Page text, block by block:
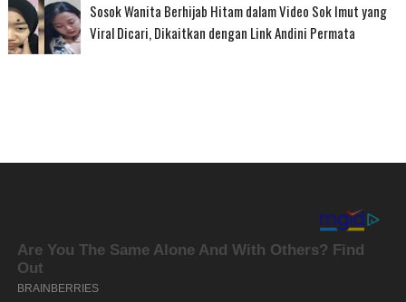
Sosok Wanita Berhijab Hitam dalam Video Sok Imut yang
Viral Dicari, Dikaitkan dengan Link Andini Permata